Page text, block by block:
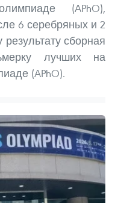
(APhO),
6 серебряных и 2
сборная
лучших на
(APhO).